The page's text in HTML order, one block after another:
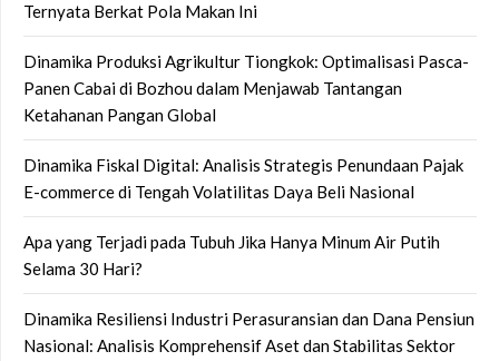
Ternyata Berkat Pola Makan Ini
Dinamika Produksi Agrikultur Tiongkok: Optimalisasi Pasca-
Panen Cabai di Bozhou dalam Menjawab Tantangan
Ketahanan Pangan Global
Dinamika Fiskal Digital: Analisis Strategis Penundaan Pajak
E-commerce di Tengah Volatilitas Daya Beli Nasional
Apa yang Terjadi pada Tubuh Jika Hanya Minum Air Putih
Selama 30 Hari?
Dinamika Resiliensi Industri Perasuransian dan Dana Pensiun
Nasional: Analisis Komprehensif Aset dan Stabilitas Sektor